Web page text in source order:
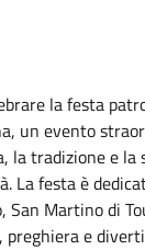
la festa
un evento
la tradizione e
La festa è
San Martino di
preghiera e